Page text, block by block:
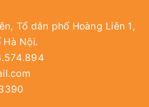
Tổ dân phố Hoàng Liên 1,
Hà Nội.